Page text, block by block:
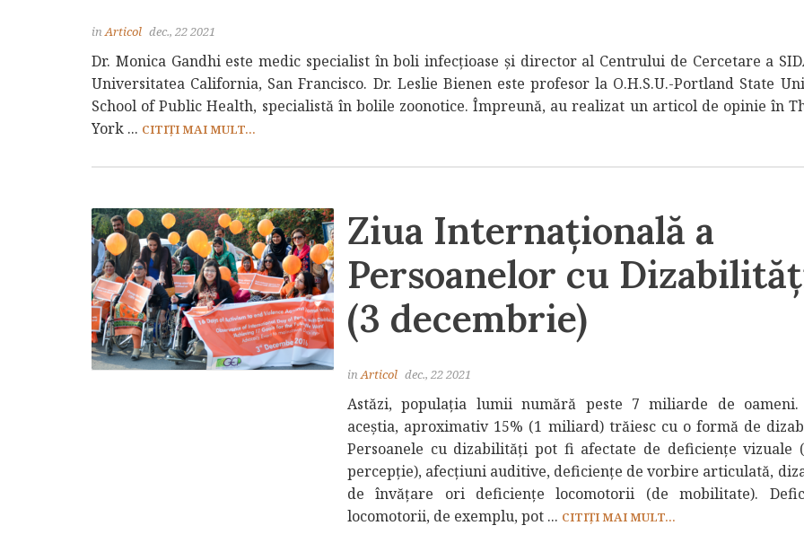
inArticol dec., 22 2021
Dr. Monica Gandhi este medic specialist în boli infecțioase și director al Centrului de Cercetare a
Universitatea California, San Francisco. Dr. Leslie Bienen este profesor la O.H.S.U.-Portland State
School of Public Health, specialistă în bolile zoonotice. Împreună, au realizat un articol de opinie în
York ... CITIȚI MAI MULT...
Ziua Internațională a
Persoanelor cu
(3 decembrie)
inArticol dec., 22 2021
Astăzi, populația lumii numără peste 7 miliarde de
aceștia, aproximativ 15% (1 miliard) trăiesc cu o formă de
Persoanele cu dizabilități pot fi afectate de deficiențe vizuale
percepție), afecțiuni auditive, deficiențe de vorbire articulată,
de învățare ori deficiențe locomotorii (de mobilitate).
locomotorii, de exemplu, pot ... CITIȚI MAI MULT...